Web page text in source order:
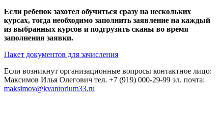
Если ребенок захотел обучиться сразу на нескольких
курсах, тогда необходимо заполнить заявление на каждый
из выбранных курсов и подгрузить сканы во время
заполнения заявки.
Пакет документов для зачисления
Если возникнут организационные вопросы контактное лицо:
Максимов Илья Олегович тел. +7 (919) 000-29-99 эл. почта:
maksimov@kvantorium33.ru